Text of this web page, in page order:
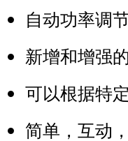
自动功率调
新增和增强
可以根据特
简单，互动